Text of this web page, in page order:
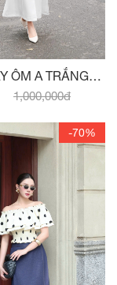
ÔM A TRẮNG
1,000,000đ
-70%